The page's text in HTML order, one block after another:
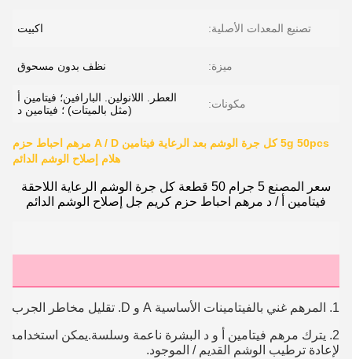
تصنيع المعدات الأصلية: اكبيت
ميزة: نظف بدون مسحوق
مكونات:
العطر. اللانولين. البارافين؛ فيتامين أ
(مثل بالميتات) ؛ فيتامين د
5g 50pcs كل جرة الوشم بعد الرعاية فيتامين A / D مرهم احباط حزم
هلام إصلاح الوشم الدائم
سعر المصنع 5 جرام 50 قطعة كل جرة الوشم الرعاية اللاحقة
فيتامين أ / د مرهم احباط حزم كريم جل إصلاح الوشم الدائم
1. المرهم غني بالفيتامينات الأساسية A و D. تقليل مخاطر الجرب.لا حكة.مهم للغاية لشفاء الوشم بشكل أسرع.
2. يترك مرهم فيتامين أ و د البشرة ناعمة وسلسة.يمكن استخدامه
لإعادة ترطيب الوشم القديم / الموجود.